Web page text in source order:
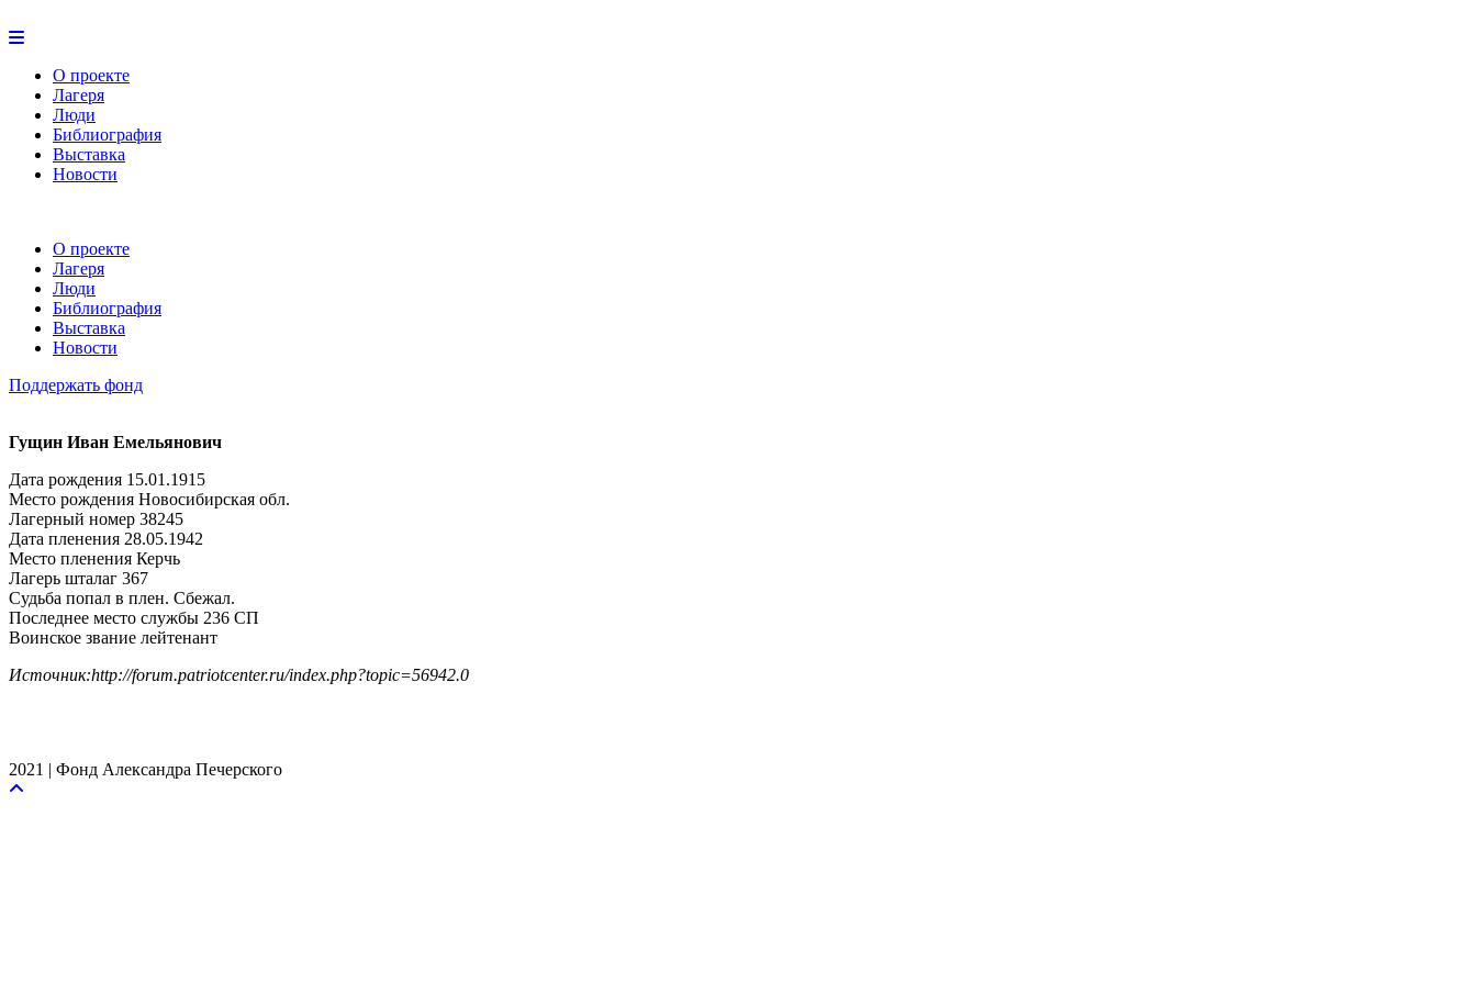
О проекте
Лагеря
Люди
Библиография
Выставка
Новости
О проекте
Лагеря
Люди
Библиография
Выставка
Новости
Поддержать фонд
Гущин Иван Емельянович
Дата рождения 15.01.1915
Место рождения Новосибирская обл.
Лагерный номер 38245
Дата пленения 28.05.1942
Место пленения Керчь
Лагерь шталаг 367
Судьба попал в плен. Сбежал.
Последнее место службы 236 СП
Воинское звание лейтенант
Источник:http://forum.patriotcenter.ru/index.php?topic=56942.0
2021 | Фонд Александра Печерского